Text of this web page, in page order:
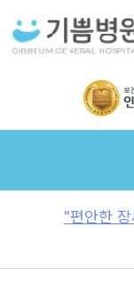
"편안한